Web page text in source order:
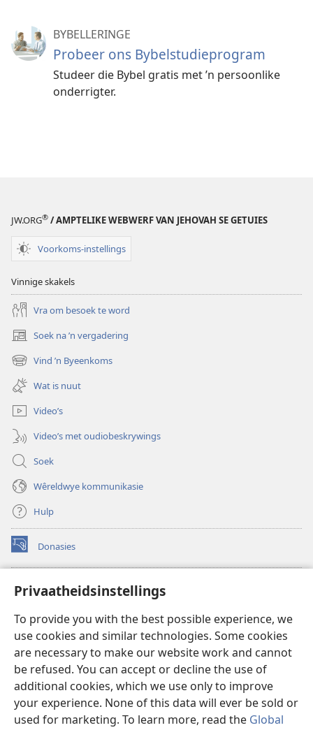
Privaatheidsinstellings
To provide you with the best possible experience, we
use cookies and similar technologies. Some cookies
are necessary to make our website work and cannot
be refused. You can accept or decline the use of
additional cookies, which we use only to improve
your experience. None of this data will ever be sold or
used for marketing. To learn more, read the Global
BYBELLERINGE
Probeer ons Bybelstudieprogram
Studeer die Bybel gratis met ’n persoonlike
onderrigter.
JW.ORG® / AMPTELIKE WEBWERF VAN JEHOVAH SE GETUIES
Voorkoms-instellings
Vinnige skakels
Vra om besoek te word
Soek na ’n vergadering
(maak
nuwe
venster
oop)
Vind ’n Byeenkoms
(maak
nuwe
venster
oop)
Wat is nuut
Video’s
Video’s met oudiobeskrywings
Soek
Wêreldwye kommunikasie
Hulp
Donasies
(maak
nuwe
oop)
Wagtoring – AANLYN BIBLIOTEEK
(maak
venster
oop)
JW Hub
(maak
nuwe
venster
oop)
JW Library
Watchtower Library